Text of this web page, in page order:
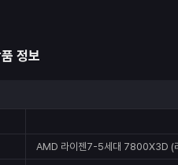
정보
AMD 라이젠7-5세대 7800X3D (